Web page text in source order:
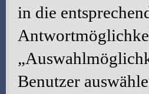
in die
Benutzer